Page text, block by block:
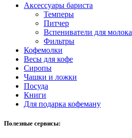
Аксессуары бариста
Темперы
Питчер
Вспениватели для молока
Фильтры
Кофемолки
Весы для кофе
Сиропы
Чашки и ложки
Посуда
Книги
Для подарка кофеману
Полезные сервисы: